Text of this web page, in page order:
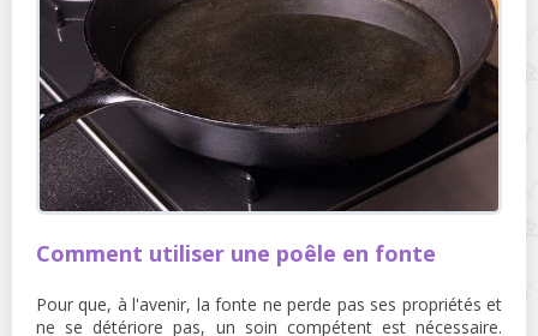
Comment utiliser une poêle en fonte
Pour que, à l'avenir, la fonte ne perde pas ses propriétés et
ne se détériore pas, un soin compétent est nécessaire.